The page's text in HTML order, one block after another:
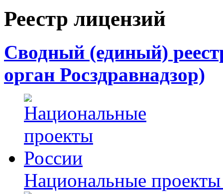
Реестр лицензий
Сводный (единый)
орган Росздравнадзор)
Национальные